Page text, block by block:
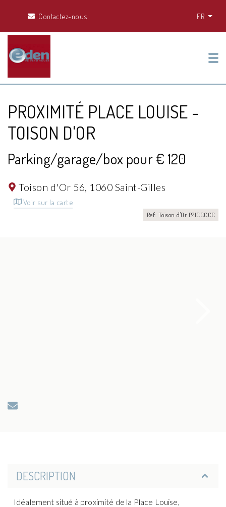
Contactez-nous FR
PROXIMITÉ PLACE LOUISE -
TOISON D'OR
Parking/garage/box pour € 120
Toison d'Or 56, 1060 Saint-Gilles
Voir sur la carte
Ref: Toison d'Or P21CCCCC
DESCRIPTION
Idéalement situé à proximité de la Place Louise,